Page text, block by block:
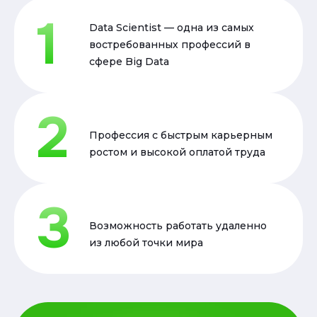
Data Scientist — одна из самых
востребованных профессий в
сфере Big Data
Профессия с быстрым карьерным
ростом и высокой оплатой труда
Возможность работать удаленно
из любой точки мира